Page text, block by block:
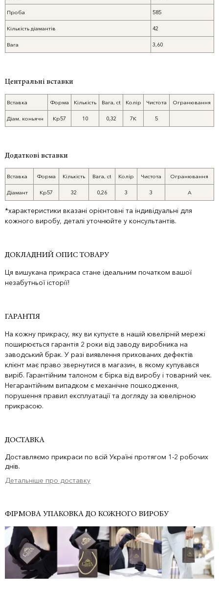
Проба 585
Кількість діамантів 42
Вага 3,60
Центральні вставки
Вставка Форма Кількість Вага, ct Колір Чистота Огранювання
Діам. коньячн Кр57 10 0,32 7К 5
Додаткові вставки
Вставка Форма Кількість Вага, ct Колір Чистота Огранювання
Діамант Кр57 32 0,26 3 3 А
*характеристики вказані орієнтовні та індивідуальні для
кожного виробу, деталі уточнюйте у консультантів.
ДОКЛАДНИЙ ОПИС ТОВАРУ
Ця вишукана прикраса стане ідеальним початком вашої
незабутньої історії!
ГАРАНТІЯ
На кожну прикрасу, яку ви купуєте в нашій ювелірній мережі
поширюється гарантія 2 роки від заводу виробника на
заводський брак. У разі виявлення прихованих дефектів
клієнт має право звернутися в магазин, в якому купувався
виріб. Гарантійним талоном є бірка від виробу і товарний чек.
Негарантійним випадком є механічне пошкодження,
порушення правил експлуатації та догляду за ювелірною
прикрасою.
ДОСТАВКА
Доставляємо прикраси по всій Україні протягом 1-2 робочих
днів.
Детальніше про доставку
ФІРМОВА УПАКОВКА ДО КОЖНОГО ВИРОБУ